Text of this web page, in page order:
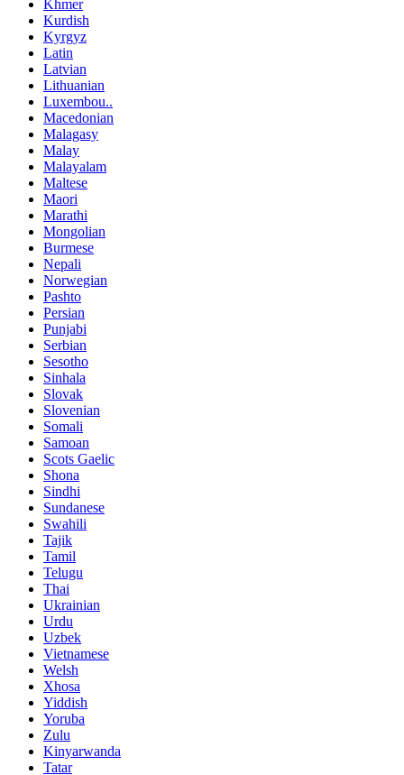
Khmer
Kurdish
Kyrgyz
Latin
Latvian
Lithuanian
Luxembou..
Macedonian
Malagasy
Malay
Malayalam
Maltese
Maori
Marathi
Mongolian
Burmese
Nepali
Norwegian
Pashto
Persian
Punjabi
Serbian
Sesotho
Sinhala
Slovak
Slovenian
Somali
Samoan
Scots Gaelic
Shona
Sindhi
Sundanese
Swahili
Tajik
Tamil
Telugu
Thai
Ukrainian
Urdu
Uzbek
Vietnamese
Welsh
Xhosa
Yiddish
Yoruba
Zulu
Kinyarwanda
Tatar